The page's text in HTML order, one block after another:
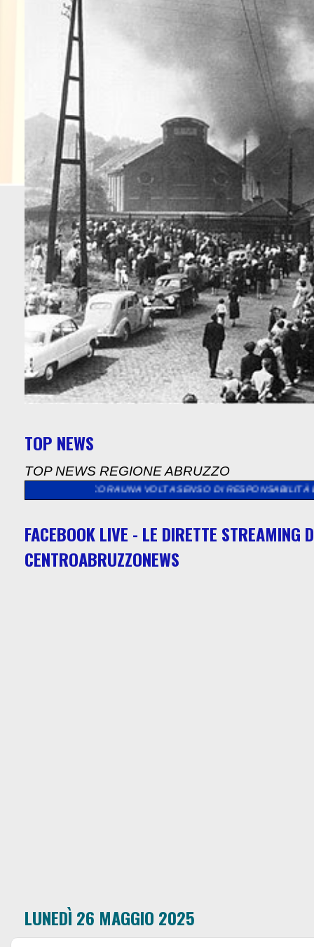
TOP NEWS
TOP NEWS REGIONE ABRUZZO
UNA VOLTA SENSO DI RESPONSABILITÀ E VOLONTÀ DI
FACEBOOK LIVE - LE DIRETTE STREAMING
CENTROABRUZZONEWS
LUNEDÌ 26 MAGGIO 2025